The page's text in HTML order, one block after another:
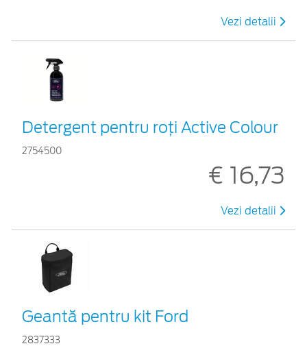
Vezi detalii
Detergent pentru roți Active Colour
2754500
€ 16,73
Vezi detalii
Geantă pentru kit Ford
2837333